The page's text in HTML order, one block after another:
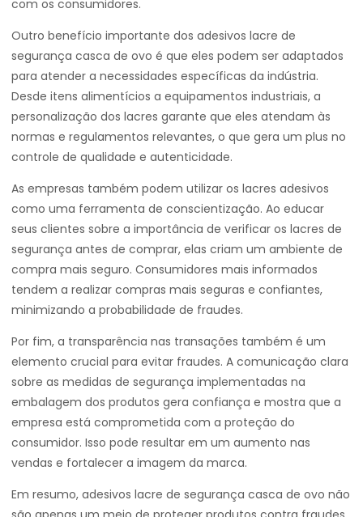
com os consumidores.
Outro benefício importante dos adesivos lacre de
segurança casca de ovo é que eles podem ser adaptados
para atender a necessidades específicas da indústria.
Desde itens alimentícios a equipamentos industriais, a
personalização dos lacres garante que eles atendam às
normas e regulamentos relevantes, o que gera um plus no
controle de qualidade e autenticidade.
As empresas também podem utilizar os lacres adesivos
como uma ferramenta de conscientização. Ao educar
seus clientes sobre a importância de verificar os lacres de
segurança antes de comprar, elas criam um ambiente de
compra mais seguro. Consumidores mais informados
tendem a realizar compras mais seguras e confiantes,
minimizando a probabilidade de fraudes.
Por fim, a transparência nas transações também é um
elemento crucial para evitar fraudes. A comunicação clara
sobre as medidas de segurança implementadas na
embalagem dos produtos gera confiança e mostra que a
empresa está comprometida com a proteção do
consumidor. Isso pode resultar em um aumento nas
vendas e fortalecer a imagem da marca.
Em resumo, adesivos lacre de segurança casca de ovo não